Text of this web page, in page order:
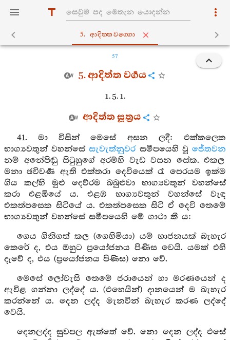
5. ආදිත‍්තවග‍්ගො
57
5. ආදිත්ත වර්‍ගය
1. 5. 1.
ආදිත්ත සූත්‍රය
41. මා විසින් මෙසේ අසන ලදී: එක්කලෙක
භාග්‍යවතුන් වහන්සේසැවැත්නුවරසමීපයෙහි වූජේතවන
නම් අනේපිඬු සිටුහුගේ අරම්හි වැඩ වසන සේක. එකල
මනා ඡවිවර්‍ණ ඇති එක්තරා දෙවියෙක් රෑ පෙරයම ඉක්ම
ගිය කල්හි මුළු දෙව්රම බබුළුවා භාග්‍යවතුන් වහන්සේ
කරා එළඹියේ ය. එළඹ භාග්‍යවතුන් වහන්සේ වැඳ
එකත්පසෙක සිටියේ ය. එකත්පසෙක සිටි ඒ දෙවි තෙමේ
භාග්‍යවතුන් වහන්සේ සමීපයෙහි මේ ගාථා කී ය:
ගෙය ගිනිගත් කල (ගෙහිමියා) යම් භාජනයක් බැහැර
කෙරේ ද, එය ඔහුට ප්‍රයෝජනය පිණිස වෙයි. යමක් එහි
දැවේ ද, එය (ප්‍රයෝජනය පිණිස) නො වේ.
මෙසේ ලෝවැසි තෙමේ ජරායෙන් හා මරණයෙන් ද
ඇවිළ ගන්නා ලද්දේ ය. (එහෙයින්) දානයෙන් ම බැහැර
කරන්නේ ය. දෙන ලද්ද මැනවින් බැහැර කරණ ලද්දේ
වෙයි.
දෙනලද්ද සුවපල ඇත්තේ වේ. නො දෙන ලද්ද එසේ